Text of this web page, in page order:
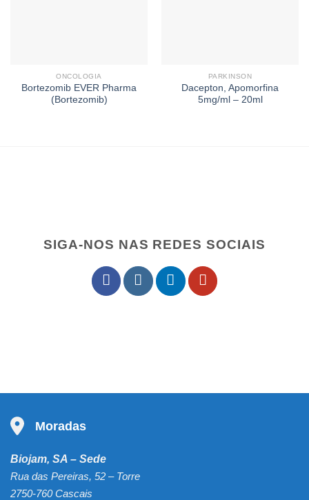
ONCOLOGIA
Bortezomib EVER Pharma
(Bortezomib)
PARKINSON
Dacepton, Apomorfina
5mg/ml – 20ml
SIGA-NOS NAS REDES SOCIAIS
Moradas
Biojam, SA – Sede
Rua das Pereiras, 52 – Torre
2750-760 Cascais